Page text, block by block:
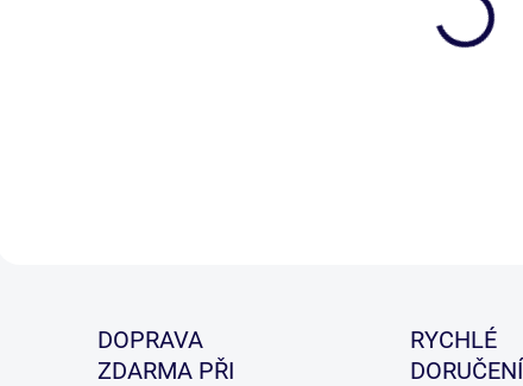
DOPRAVA
ZDARMA PŘI
RYCHLÉ
DORUČENÍ